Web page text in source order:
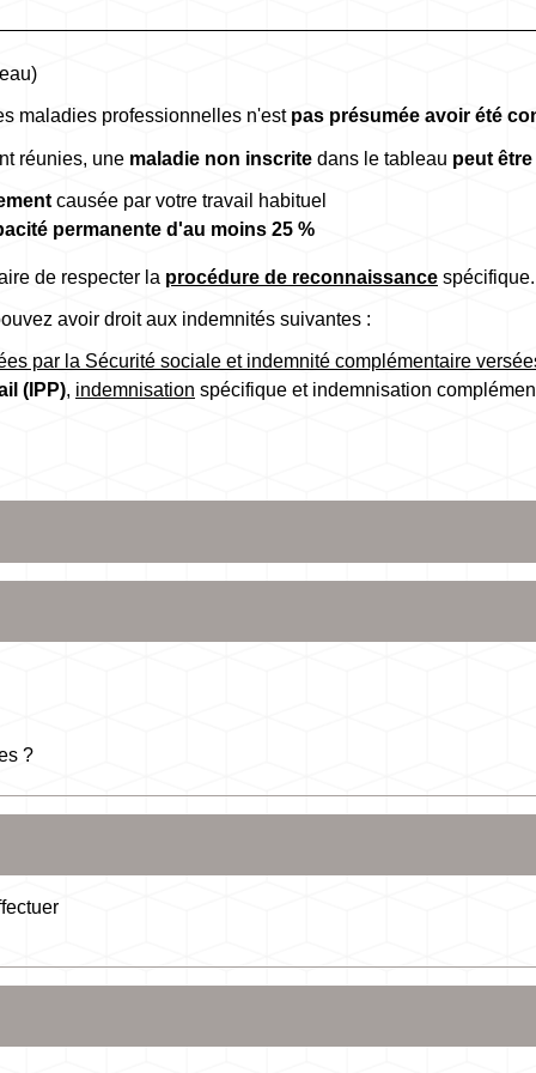
maladies professionnelles n'est pas présumée avoir été
réunies, une maladie non inscrite dans le tableau peut
causée par votre travail habituel
permanente d'au moins 25 %
de respecter la procédure de reconnaissance spécifique.
avoir droit aux indemnités suivantes :
par la Sécurité sociale et indemnité complémentaire
(IPP), indemnisation spécifique et indemnisation
?